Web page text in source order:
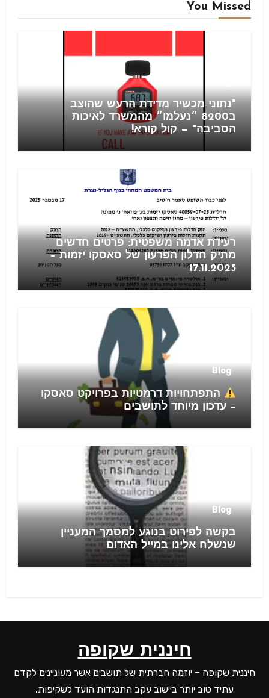
You Missed
"נתוני מכשיר מדידת הרעש שהוצב
ב8200 ״נעלמו״ מהמשרד לאיכות
הסביבה" — קול קורא!
חוזים
רעידת אדמה משפטית: פרטים חדשים
מתיק חדלון הפרעון של סאסקו יזמות –
17.11.2025
Blog
התפתחויות דרמטיות בפרויקט סאסקו
– עדכון מיוחד לתושבים
Blog
בקשה לפירוט בנוגע למסמך המעניין
שנשלח אלינו במייל האדום
חיננית שקופה
חיננית שקופה – יוזמה חברתית של תושבים אשר מעוניינים לקדם
עתיד טוב יותר ביישוב עקב התנגדות הועד לשקיפות.